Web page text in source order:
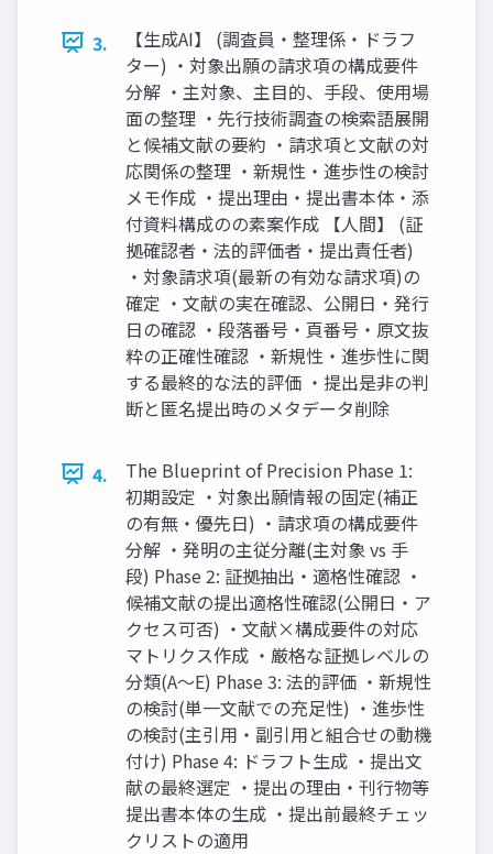
3.
【生成AI】 (調査員・整理係・ドラフ
ター) ・対象出願の請求項の構成要件
分解 ・主対象、主目的、手段、使用場
面の整理 ・先行技術調査の検索語展開
と候補文献の要約 ・請求項と文献の対
応関係の整理 ・新規性・進歩性の検討
メモ作成 ・提出理由・提出書本体・添
付資料構成のの素案作成 【人間】 (証
拠確認者・法的評価者・提出責任者)
・対象請求項(最新の有効な請求項)の
確定 ・文献の実在確認、公開日・発行
日の確認 ・段落番号・頁番号・原文抜
粋の正確性確認 ・新規性・進歩性に関
する最終的な法的評価 ・提出是非の判
断と匿名提出時のメタデータ削除
4.
The Blueprint of Precision Phase 1:
初期設定 ・対象出願情報の固定(補正
の有無・優先日) ・請求項の構成要件
分解 ・発明の主従分離(主対象 vs 手
段) Phase 2: 証拠抽出・適格性確認 ・
候補文献の提出適格性確認(公開日・ア
クセス可否) ・文献×構成要件の対応
マトリクス作成 ・厳格な証拠レベルの
分類(A～E) Phase 3: 法的評価 ・新規性
の検討(単一文献での充足性) ・進歩性
の検討(主引用・副引用と組合せの動機
付け) Phase 4: ドラフト生成 ・提出文
献の最終選定 ・提出の理由・刊行物等
提出書本体の生成 ・提出前最終チェッ
クリストの適用